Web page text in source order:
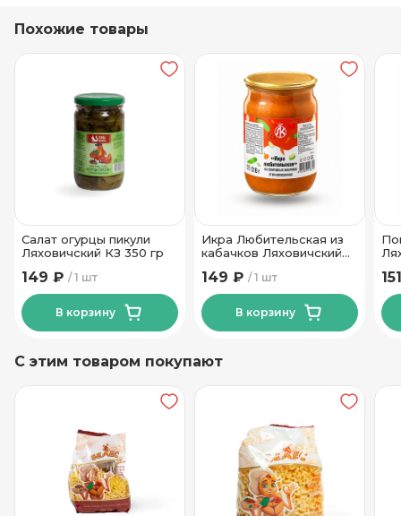
Температура хранения
Стекло
Похожие товары
Салат огурцы пикули
Ляховичский КЗ 350 гр
1 шт
149 ₽
В корзину
Икра Любительская из
кабачков Ляховичский
1 шт
149 ₽
В корзину
С этим товаром покупают